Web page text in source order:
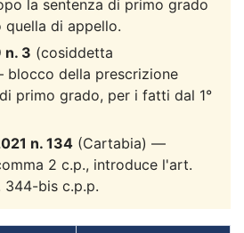
la sentenza di primo grado
di appello.
n. 3 (cosiddetta
della prescrizione
primo grado, per i fatti dal 1°
n. 134 (Cartabia) —
2 c.p., introduce l'art.
344-bis c.p.p.